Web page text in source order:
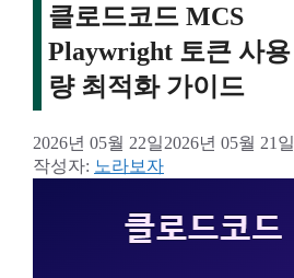
클로드코드 MCS
Playwright 토큰 사용
량 최적화 가이드
2026년 05월 22일2026년 05월 21일
작성자: 노라보자